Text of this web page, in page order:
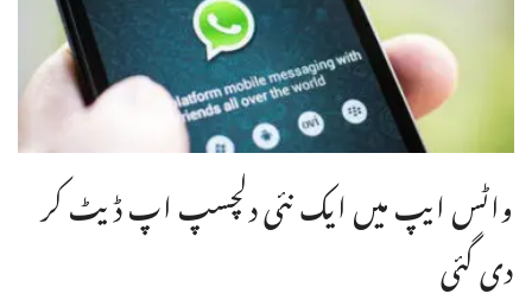
واٹس ایپ میں ایک نئی دلچسپ اپ ڈیٹ کر
دی گئی